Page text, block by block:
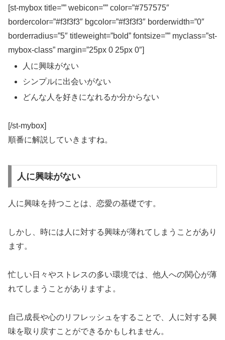
[st-mybox title=”” webicon=”” color=”#757575″
bordercolor=”#f3f3f3″ bgcolor=”#f3f3f3″ borderwidth=”0″
borderradius=”5″ titleweight=”bold” fontsize=”” myclass=”st-
mybox-class” margin=”25px 0 25px 0″]
人に興味がない
シンプルに出会いがない
どんな人を好きになれるか分からない
[/st-mybox]
順番に解説していきますね。
人に興味がない
人に興味を持つことは、恋愛の基礎です。
しかし、 時には人に対する興味が薄れてしまう ことがあり
ます。
忙しい日々やストレスの多い環境では、他人への関心が薄
れてしまうことがありますよ。
自己成長や心のリフレッシュ をすることで、人に対する興
味を取り戻すことができるかもしれません。